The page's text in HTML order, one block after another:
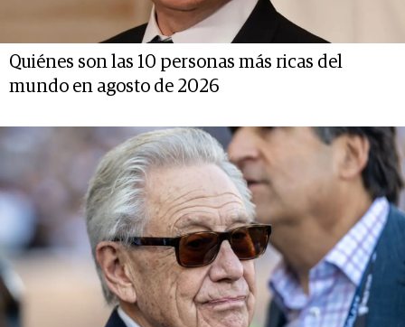
Quiénes son las 10 personas más ricas del
mundo en agosto de 2026